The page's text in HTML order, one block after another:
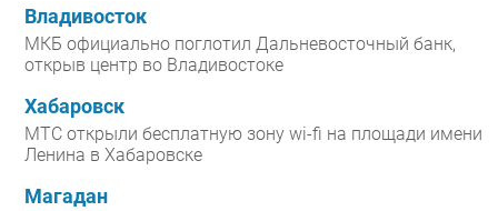
Владивосток
МКБ официально поглотил Дальневосточный банк,
открыв центр во Владивостоке
Хабаровск
МТС открыли бесплатную зону wi-fi на площади имени
Ленина в Хабаровске
Магадан